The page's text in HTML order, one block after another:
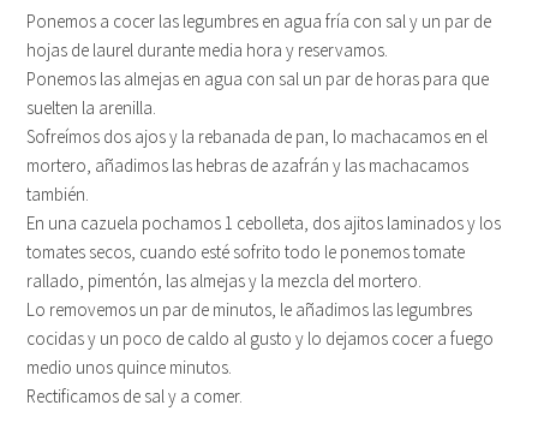
Ponemos a cocer las legumbres en agua fría con sal y un par de
hojas de laurel durante media hora y reservamos.
Ponemos las almejas en agua con sal un par de horas para que
suelten la arenilla.
Sofreímos dos ajos y la rebanada de pan, lo machacamos en el
mortero, añadimos las hebras de azafrán y las machacamos
también.
En una cazuela pochamos 1 cebolleta, dos ajitos laminados y los
tomates secos, cuando esté sofrito todo le ponemos tomate
rallado, pimentón, las almejas y la mezcla del mortero.
Lo removemos un par de minutos, le añadimos las legumbres
cocidas y un poco de caldo al gusto y lo dejamos cocer a fuego
medio unos quince minutos.
Rectificamos de sal y a comer.